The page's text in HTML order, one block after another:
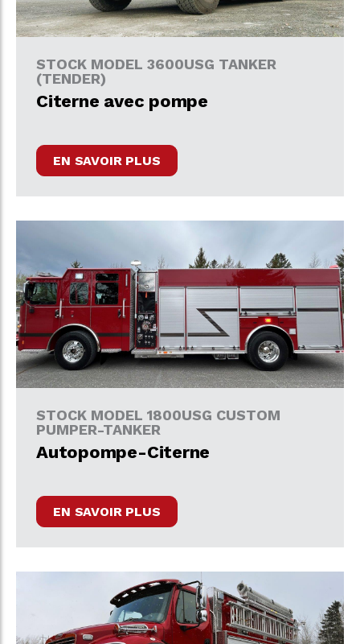
STOCK MODEL 3600USG TANKER
(TENDER)
Citerne avec pompe
EN SAVOIR PLUS
STOCK MODEL 1800USG CUSTOM
PUMPER-TANKER
Autopompe-Citerne
EN SAVOIR PLUS